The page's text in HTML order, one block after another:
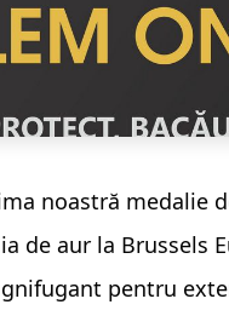
noastră medalie
de aur la Brussels
pentru